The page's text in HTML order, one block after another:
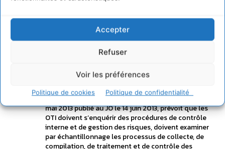
Accepter
Refuser
Voir les préférences
Politique de cookies Politique de confidentialité
Si 62% des entreprises de l’échantillon ont mis en
place une procédure de collecte et de validation des
données, seulement 38% ont formé leurs
collaborateurs au processus de reporting.
Le tableur Excel reste majoritairement utilisé (59%)
avec ses limites quant à la qualité des données, la
traçabilité des échanges et la matérialité des
informations. Rappelons que l’arrêté ministériel du 13
mai 2013 publié au JO le 14 juin 2013, prévoit que les
OTI doivent s’enquérir des procédures de contrôle
interne et de gestion des risques, doivent examiner
par échantillonnage les processus de collecte, de
compilation, de traitement et de contrôle des